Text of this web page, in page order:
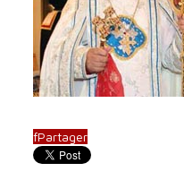
fPartager